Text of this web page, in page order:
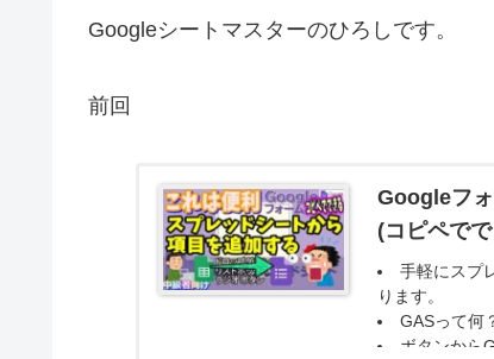
Googleシートマスターのひろしです。
前回
Googleフ
(コピペで
手軽にスプ
ります。
GASって何
ボタンから